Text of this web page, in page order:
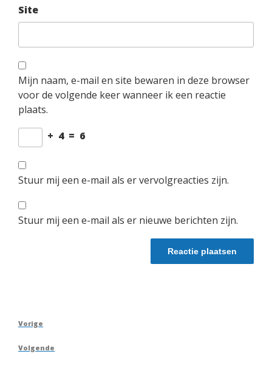
Site
Mijn naam, e-mail en site bewaren in deze browser
voor de volgende keer wanneer ik een reactie
plaats.
+ 4 = 6
Stuur mij een e-mail als er vervolgreacties zijn.
Stuur mij een e-mail als er nieuwe berichten zijn.
Berichtnavigatie
Vorig
Vorige
Volgend
Volgende